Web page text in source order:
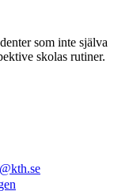
som inte själva
skolas rutiner.